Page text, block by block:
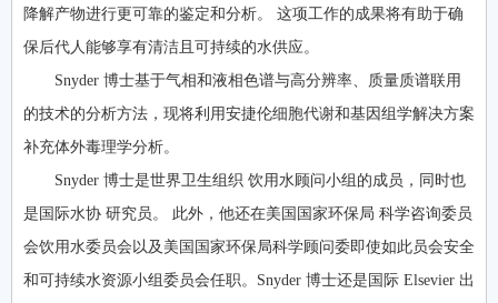
降解产物进行更可靠的鉴定和分析。 这项工作的成果将有助于确
保后代人能够享有清洁且可持续的水供应。
Snyder 博士基于气相和液相色谱与高分辨率、质量质谱联用
的技术的分析方法，现将利用安捷伦细胞代谢和基因组学解决方案
补充体外毒理学分析。
Snyder 博士是世界卫生组织 饮用水顾问小组的成员，同时也
是国际水协 研究员。 此外，他还在美国国家环保局 科学咨询委员
会饮用水委员会以及美国国家环保局科学顾问委即使如此员会安全
和可持续水资源小组委员会任职。Snyder 博士还是国际 Elsevier 出